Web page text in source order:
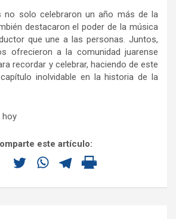
no solo celebraron un año más de la
destacaron el poder de la música
que une a las personas. Juntos,
ofrecieron a la comunidad juarense
recordar y celebrar, haciendo de este
inolvidable en la historia de la
hoy
este artículo: